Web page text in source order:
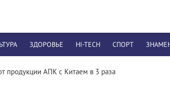
ЗДОРОВЬЕ HI-TECH СПОРТ
продукции АПК с Китаем в 3 раза